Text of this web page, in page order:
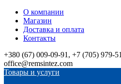
О компании
Магазин
Доставка и оплата
Контакты
+380 (67) 009-09-91, +7 (705) 979-
office@remsintez.com
Товары и услуги